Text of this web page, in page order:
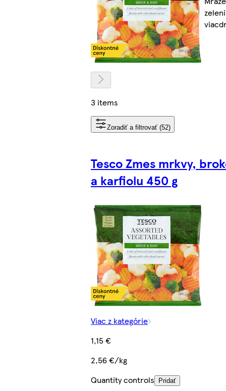
3 items
Zoradiť a filtrovať (52)
Tesco Zmes mrkvy,
a karfiolu 450 g
Viac z kategórie
1,15 €
2,56 €/kg
Quantity controls
Pridať